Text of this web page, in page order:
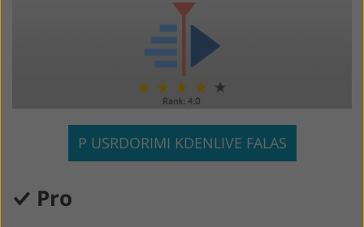
P USRDORIMI KDENLIVE FALAS
Pro